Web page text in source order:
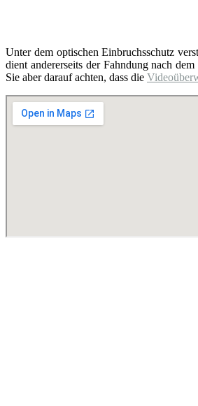
Unter dem optischen Einbruchsschutz
dient andererseits der Fahndung nach
Sie aber darauf achten, dass die